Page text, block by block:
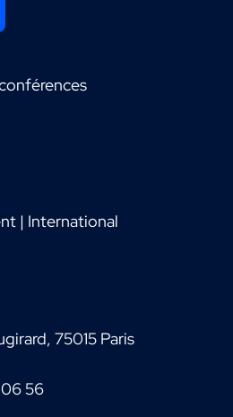
| International
75015 Paris
56